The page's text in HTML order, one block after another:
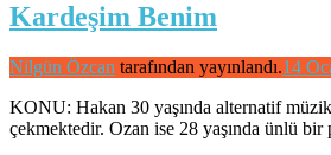
Kardeşim Benim
Nilgün Özcan tarafından yayınlandı.14
KONU: Hakan 30 yaşında alternatif
çekmektedir. Ozan ise 28 yaşında ünlü bir